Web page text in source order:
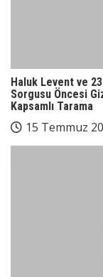
Haluk Levent ve
Sorgusu Öncesi
Kapsamlı Tarama
15 Temmuz